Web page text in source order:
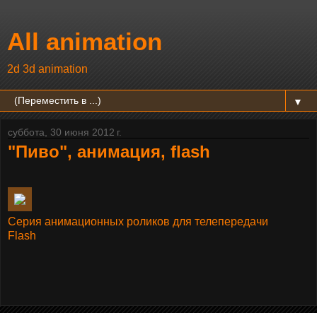
All animation
2d 3d animation
▼
суббота, 30 июня 2012 г.
"Пиво", анимация, flash
Серия анимационных роликов для телепередачи
Flash